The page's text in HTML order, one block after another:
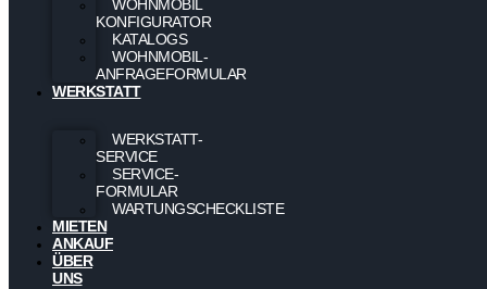
WOHNMOBIL
KONFIGURATOR
KATALOGS
WOHNMOBIL-
ANFRAGEFORMULAR
WERKSTATT
WERKSTATT-
SERVICE
SERVICE-
FORMULAR
WARTUNGSCHECKLISTE
MIETEN
ANKAUF
ÜBER
UNS